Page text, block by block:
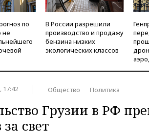
по
не
В России разрешили
производство и продажу
бензина низких
экологических классов
17:42 Общество Политика
Грузии в РФ
свет